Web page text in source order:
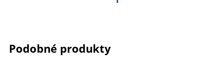
Podobné produkty